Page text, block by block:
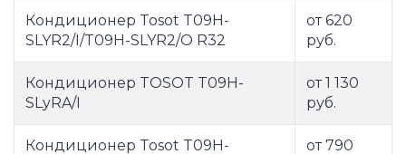
Кондиционер Tosot T09H-
SLYR2/I/T09H-SLYR2/O R32
от 620
руб.
Кондиционер TOSOT T09H-
SLyRA/I
от 1 130
руб.
Кондиционер Tosot T09H-
от 790